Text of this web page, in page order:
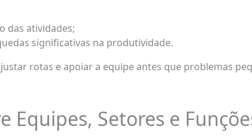
das atividades;
significativas na produtividade.
rotas e apoiar a equipe antes que problemas
Equipes, Setores e